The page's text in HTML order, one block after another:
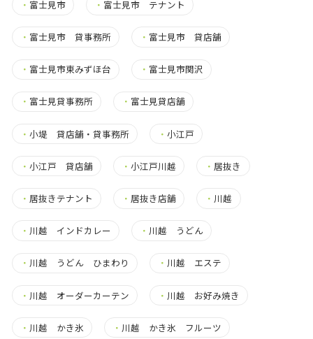
・ 富士見市 ・ 富士見市 テナント
・ 富士見市 貸事務所 ・ 富士見市 貸店舗
・ 富士見市東みずほ台 ・ 富士見市関沢
・ 富士見貸事務所 ・ 富士見貸店舗
・ 小堤 貸店舗・貸事務所 ・小江戸
・ 小江戸 貸店舗 ・小江戸川越 ・ 居抜き
・ 居抜きテナント ・居抜き店舗 ・ 川越
・ 川越 インドカレー ・ 川越 うどん
・ 川越 うどん ひまわり ・ 川越 エステ
・ 川越 オーダーカーテン ・ 川越 お好み焼き
・ 川越 かき氷 ・ 川越 かき氷 フルーツ